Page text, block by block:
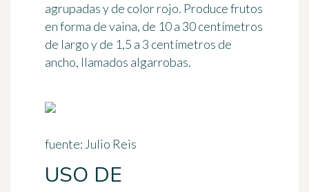
agrupadas y de color rojo. Produce frutos
en forma de vaina, de 10 a 30 centímetros
de largo y de 1,5 a 3 centímetros de
ancho, llamados algarrobas.
fuente: Julio Reis
USO DE